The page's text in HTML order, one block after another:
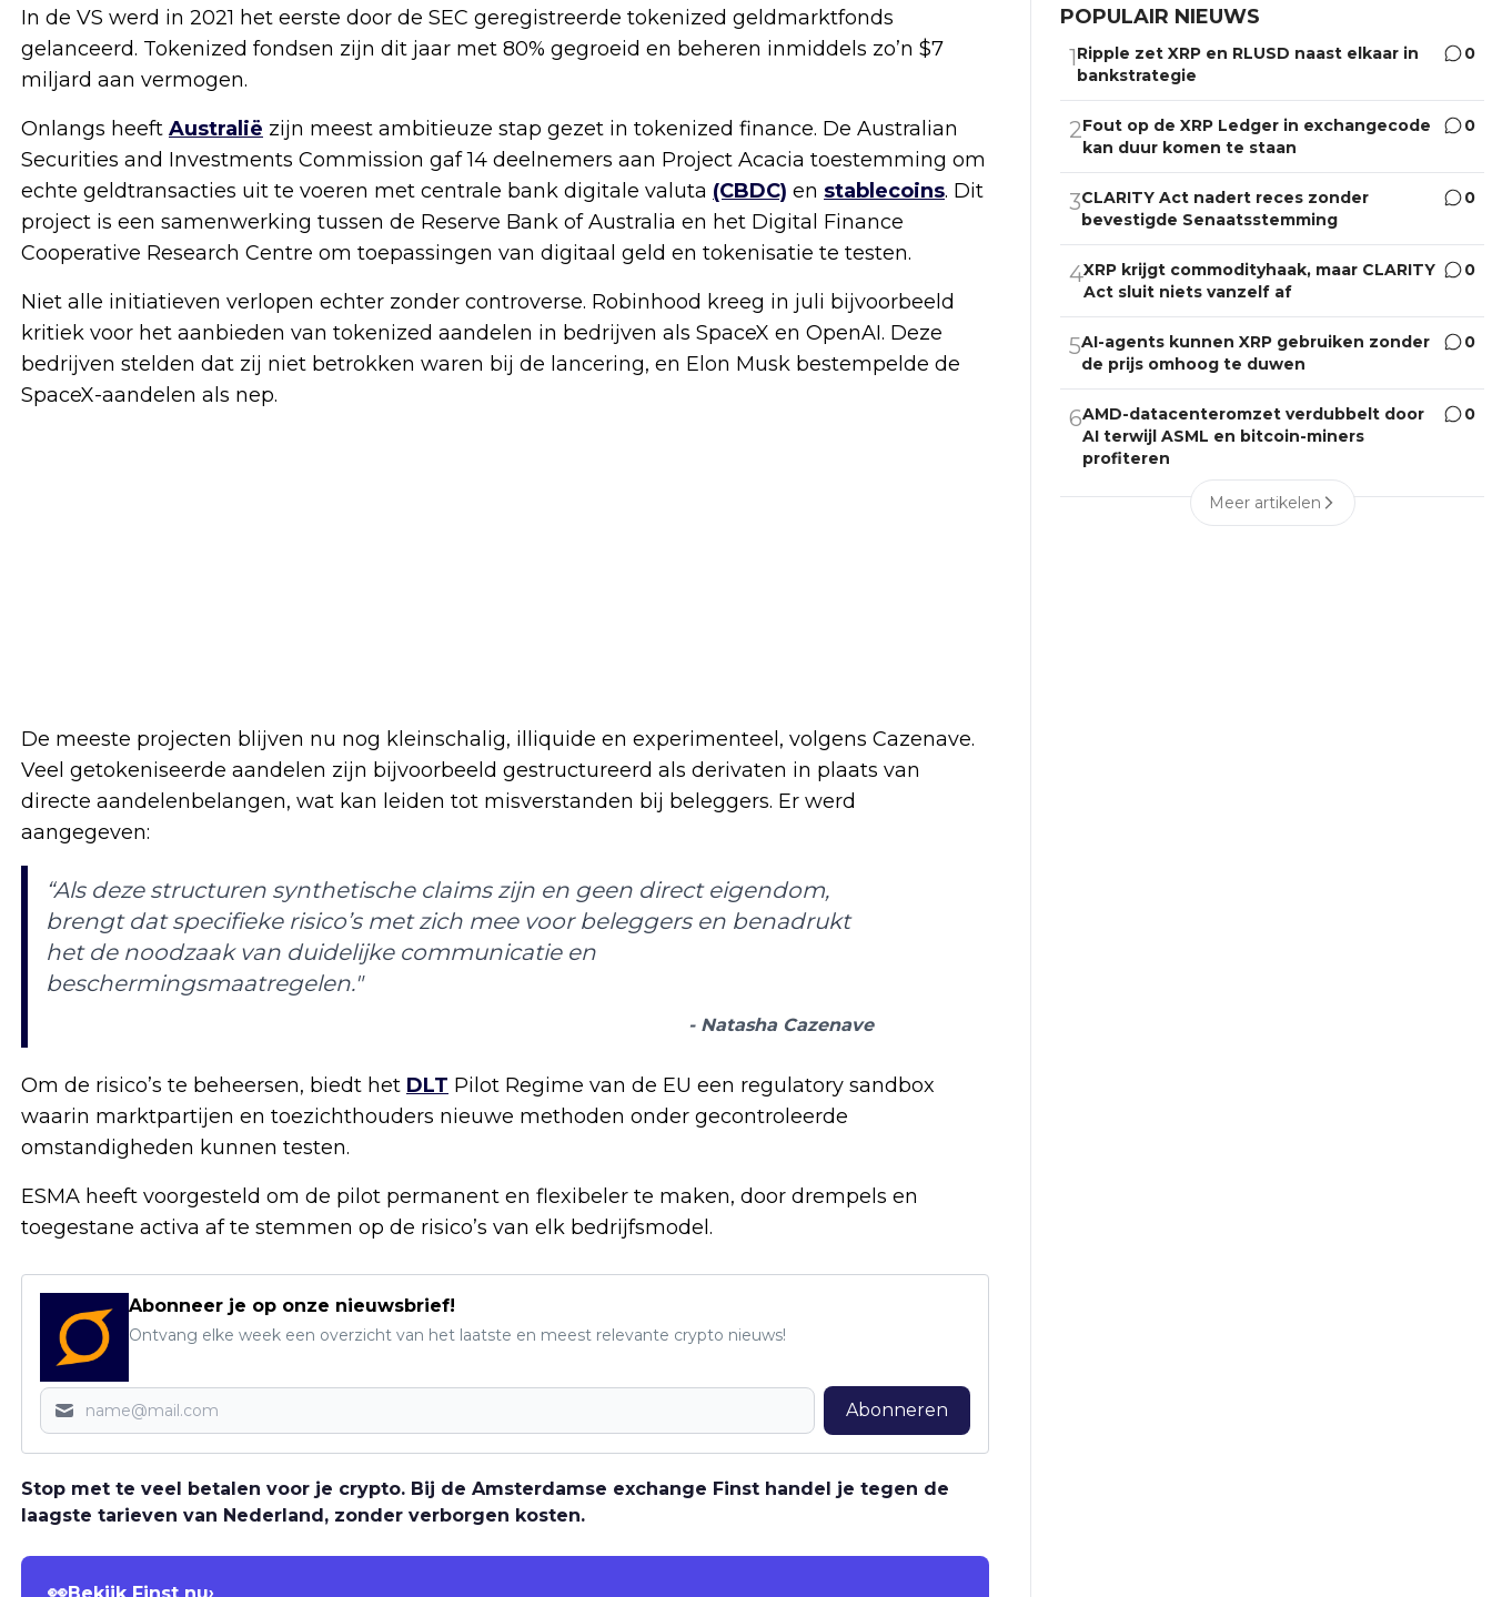
In de VS werd in 2021 het eerste door de SEC geregistreerde tokenized geldmarktfonds
gelanceerd. Tokenized fondsen zijn dit jaar met 80% gegroeid en beheren inmiddels zo’n $7
miljard aan vermogen.
Onlangs heeft Australië zijn meest ambitieuze stap gezet in tokenized finance. De Australian
Securities and Investments Commission gaf 14 deelnemers aan Project Acacia toestemming om
echte geldtransacties uit te voeren met centrale bank digitale valuta (CBDC) en stablecoins. Dit
project is een samenwerking tussen de Reserve Bank of Australia en het Digital Finance
Cooperative Research Centre om toepassingen van digitaal geld en tokenisatie te testen.
Niet alle initiatieven verlopen echter zonder controverse. Robinhood kreeg in juli bijvoorbeeld
kritiek voor het aanbieden van tokenized aandelen in bedrijven als SpaceX en OpenAI. Deze
bedrijven stelden dat zij niet betrokken waren bij de lancering, en Elon Musk bestempelde de
SpaceX-aandelen als nep.
De meeste projecten blijven nu nog kleinschalig, illiquide en experimenteel, volgens Cazenave.
Veel getokeniseerde aandelen zijn bijvoorbeeld gestructureerd als derivaten in plaats van
directe aandelenbelangen, wat kan leiden tot misverstanden bij beleggers. Er werd
aangegeven:
“Als deze structuren synthetische claims zijn en geen direct eigendom,
brengt dat specifieke risico’s met zich mee voor beleggers en benadrukt
het de noodzaak van duidelijke communicatie en
beschermingsmaatregelen."
- Natasha Cazenave
Om de risico’s te beheersen, biedt het DLT Pilot Regime van de EU een regulatory sandbox
waarin marktpartijen en toezichthouders nieuwe methoden onder gecontroleerde
omstandigheden kunnen testen.
ESMA heeft voorgesteld om de pilot permanent en flexibeler te maken, door drempels en
toegestane activa af te stemmen op de risico’s van elk bedrijfsmodel.
Abonneer je op onze nieuwsbrief!
Ontvang elke week een overzicht van het laatste en meest relevante crypto nieuws!
Abonneren
Stop met te veel betalen voor je crypto. Bij de Amsterdamse exchange Finst handel je tegen de
laagste tarieven van Nederland, zonder verborgen kosten.
Bekijk Finst nu›
POPULAIR NIEUWS
1Ripple zet XRP en RLUSD naast elkaar in
bankstrategie
0
2Fout op de XRP Ledger in exchangecode
kan duur komen te staan
0
3CLARITY Act nadert reces zonder
bevestigde Senaatsstemming
0
4XRP krijgt commodityhaak, maar CLARITY
Act sluit niets vanzelf af
0
5AI-agents kunnen XRP gebruiken zonder
de prijs omhoog te duwen
0
6AMD-datacenteromzet verdubbelt door
AI terwijl ASML en bitcoin-miners
profiteren
0
Meer artikelen